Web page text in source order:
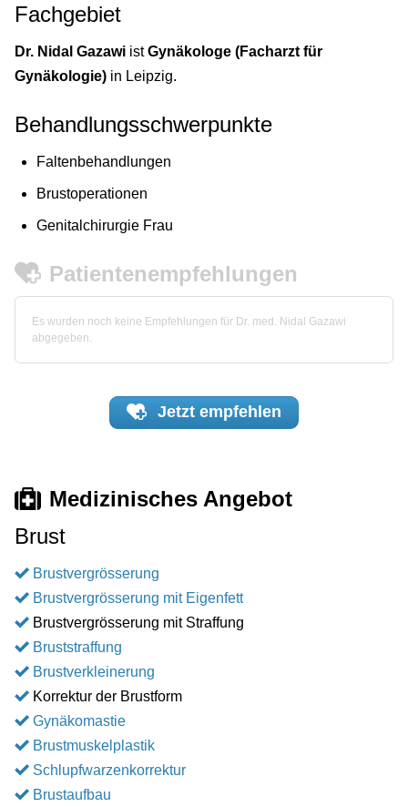
Fachgebiet
Dr. Nidal Gazawi istGynäkologe (Facharzt für
Gynäkologie) in Leipzig.
Behandlungsschwerpunkte
Faltenbehandlungen
Brustoperationen
Genitalchirurgie Frau
Patientenempfehlungen
Es wurden noch keine Empfehlungen für Dr. med. Nidal Gazawi
abgegeben.
Jetzt empfehlen
Medizinisches Angebot
Brust
Brustvergrösserung
Brustvergrösserung mit Eigenfett
Brustvergrösserung mit Straffung
Bruststraffung
Brustverkleinerung
Korrektur der Brustform
Gynäkomastie
Brustmuskelplastik
Schlupfwarzenkorrektur
Brustaufbau